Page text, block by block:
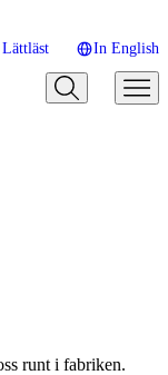
Lättläst In English
runt i fabriken.